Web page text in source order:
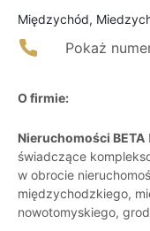
Międzychód,
Pokaż
O firmie:
Nieruchomości BETA
świadczące
w obrocie
międzychodzkiego,
nowotomyskiego,